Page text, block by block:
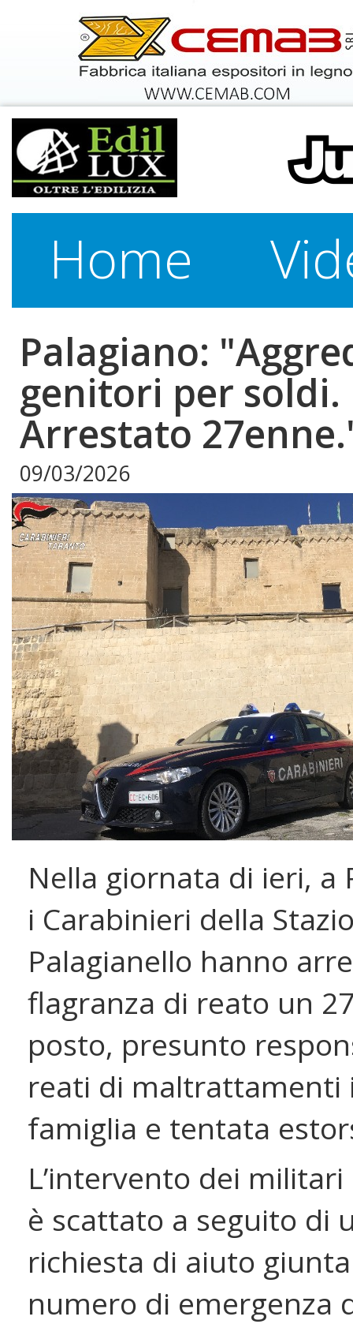
Home
Palagiano:
genitori per soldi.
Arrestato
09/03/2026
Nella giornata di ieri, a
i Carabinieri della
Palagianello hanno
flagranza di reato un
posto, presunto
reati di maltrattamenti
famiglia e tentata
L’intervento dei militari
è scattato a seguito di
richiesta di aiuto
numero di emergenza